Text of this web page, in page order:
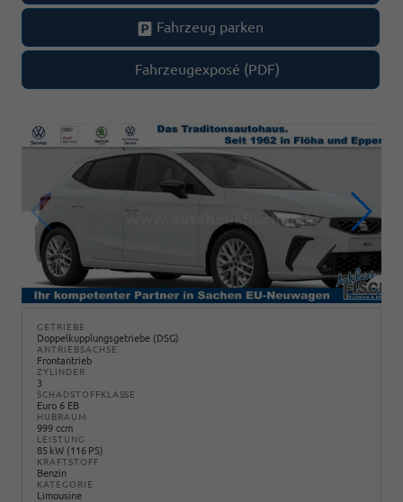
Fahrzeug parken
Fahrzeugexposé (PDF)
GETRIEBE
Doppelkupplungsgetriebe (DSG)
ANTRIEBSACHSE
Frontantrieb
ZYLINDER
3
SCHADSTOFFKLASSE
Euro 6 EB
HUBRAUM
999 ccm
LEISTUNG
85 kW (116 PS)
KRAFTSTOFF
Benzin
KATEGORIE
Limousine